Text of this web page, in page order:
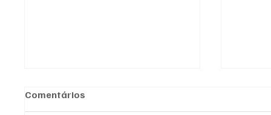
Comentários